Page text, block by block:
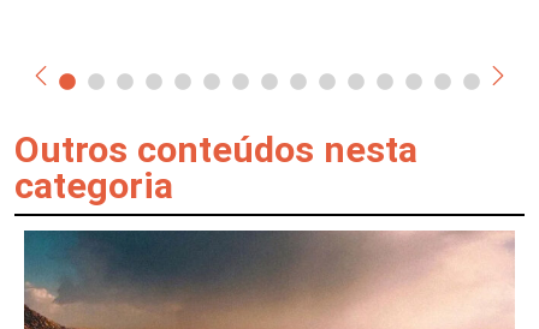
Outros conteúdos nesta
categoria